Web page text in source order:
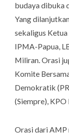
budaya dibuka
Yang
sekaligus
IPMA-Papua,
Miliran. Orasi
Komite
Demokratik
(Siempre), KPO
Orasi dari AMP